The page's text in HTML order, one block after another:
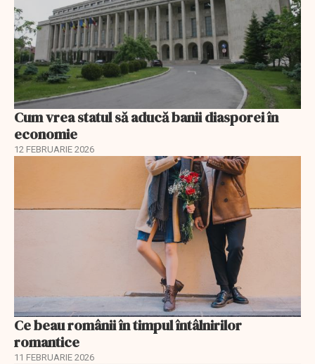
Cum vrea statul să aducă banii diasporei în
economie
12 FEBRUARIE 2026
Ce beau românii în timpul întâlnirilor
romantice
11 FEBRUARIE 2026